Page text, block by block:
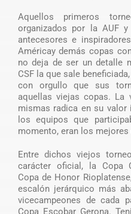
Aquellos primeros
organizados por la AUF
antecesores e
Américay demás copas
no deja de ser un detalle
CSF la que sale
con orgullo que sus
aquellas viejas copas. La
mismas radica en su
los equipos que
momento, eran los mejores
Entre dichos viejos
carácter oficial, la Copa
Copa de Honor
escalón jerárquico más
vicecampeones de cada
Copa Escobar Gerona.